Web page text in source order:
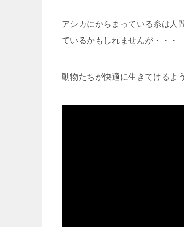
アシカにからまっている糸は人
ているかもしれませんが・・・
動物たちが快適に生きてけるよ